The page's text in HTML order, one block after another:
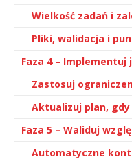
Wielkość zadań i
Pliki, walidacja i
Faza 4 – Implementuj
Zastosuj
Aktualizuj plan,
Faza 5 – Waliduj
Automatyczne